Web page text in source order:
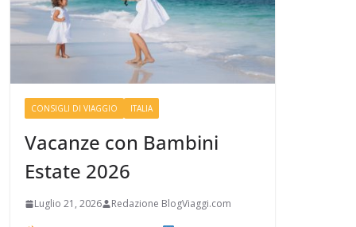
CONSIGLI DI VIAGGIO ITALIA
Vacanze con Bambini
Estate 2026
Luglio 21, 2026 Redazione BlogViaggi.com